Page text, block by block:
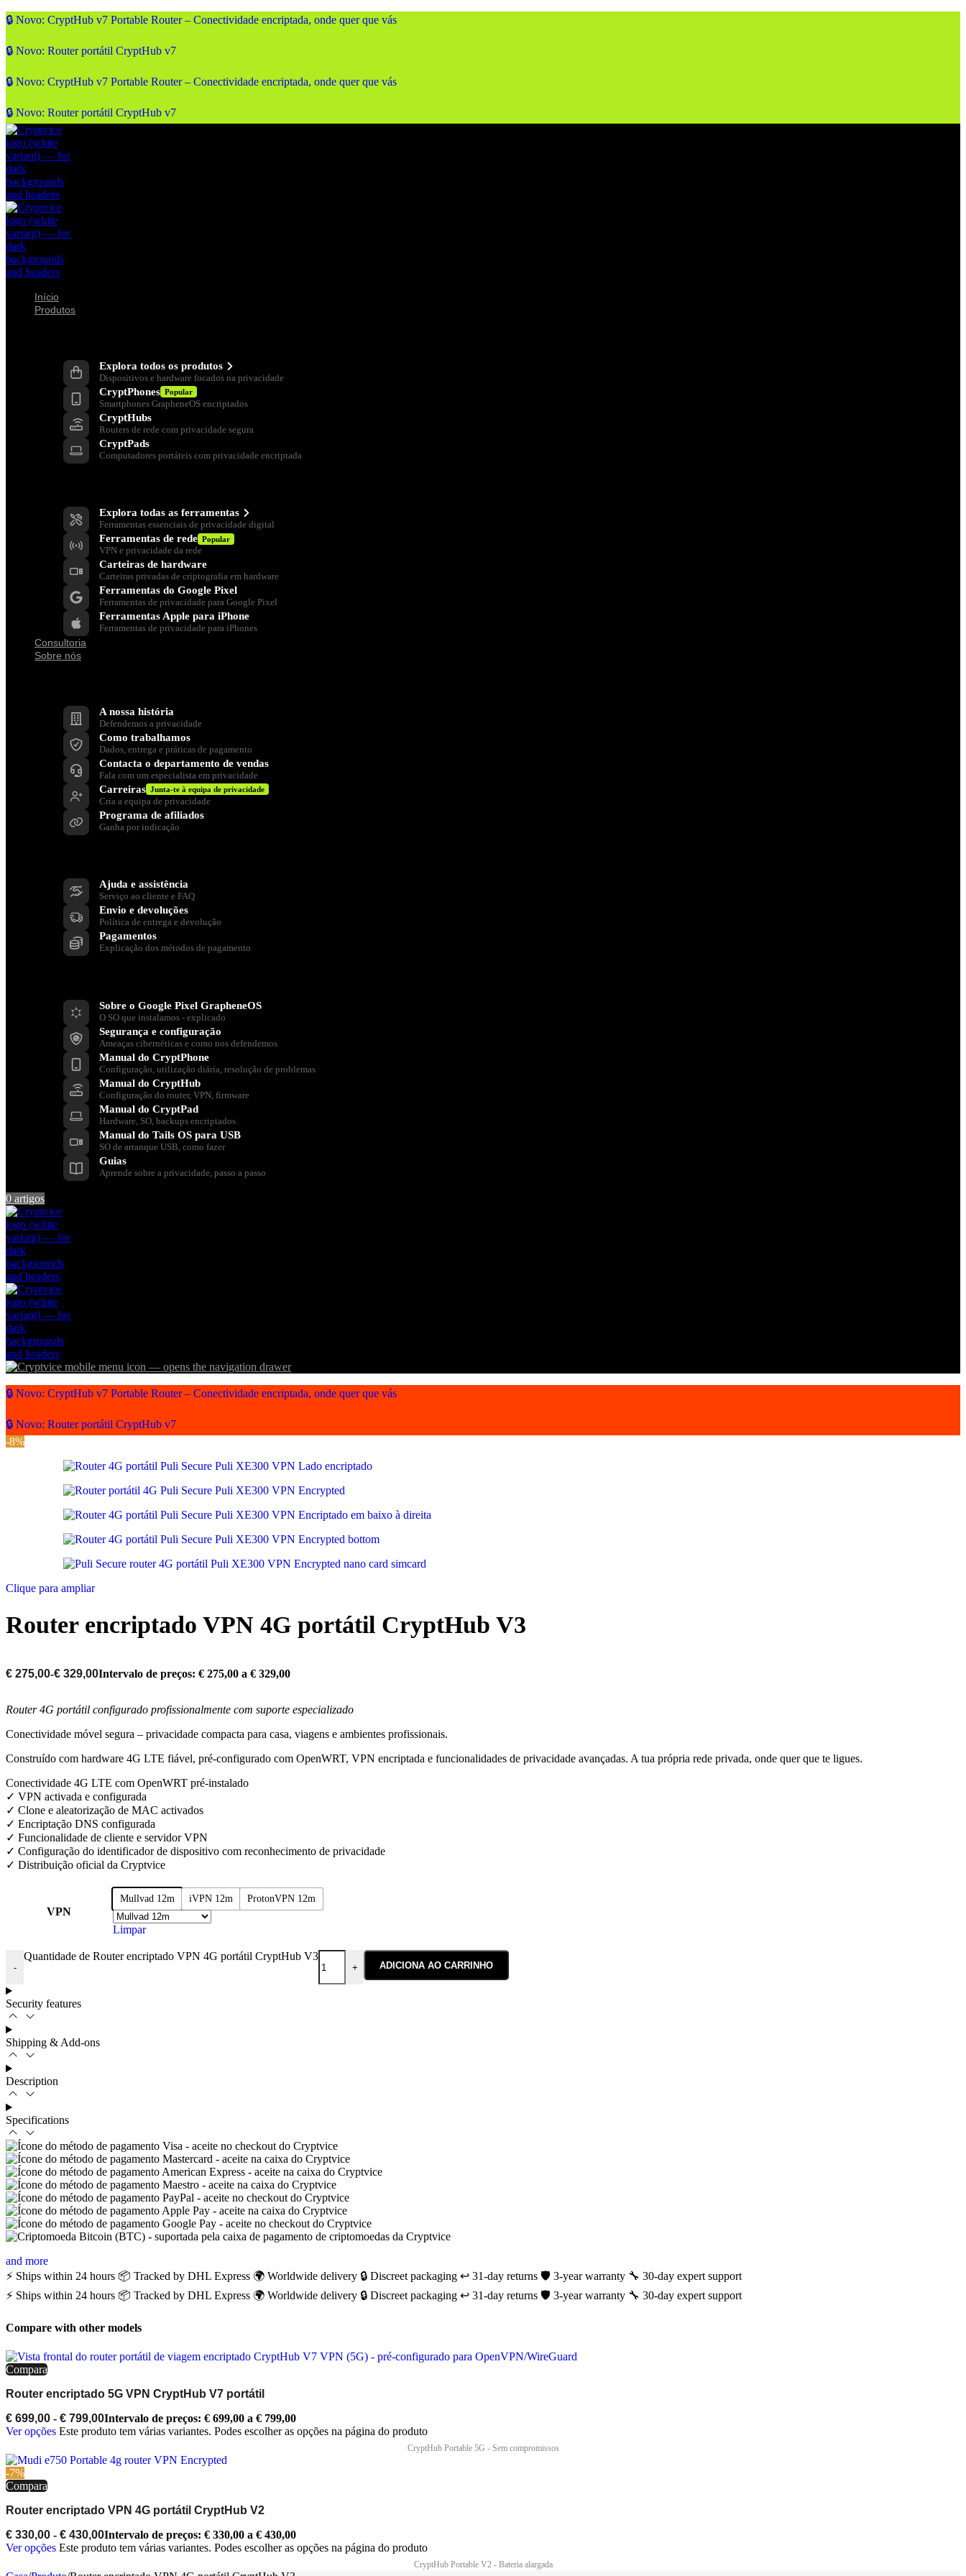
🔒 Novo: CryptHub v7 Portable Router – Conectividade encriptada, onde quer que vás
🔒 Novo: Router portátil CryptHub v7
🔒 Novo: CryptHub v7 Portable Router – Conectividade encriptada, onde quer que vás
🔒 Novo: Router portátil CryptHub v7
Início
Produtos
Explora todos os produtos
Dispositivos e hardware focados na privacidade
CryptPhones Popular
Smartphones GrapheneOS encriptados
CryptHubs
Routers de rede com privacidade segura
CryptPads
Computadores portáteis com privacidade encriptada
Explora todas as ferramentas
Ferramentas essenciais de privacidade digital
Ferramentas de rede Popular
VPN e privacidade da rede
Carteiras de hardware
Carteiras privadas de criptografia em hardware
Ferramentas do Google Pixel
Ferramentas de privacidade para Google Pixel
Ferramentas Apple para iPhone
Ferramentas de privacidade para iPhones
Consultoria
Sobre nós
A nossa história
Defendemos a privacidade
Como trabalhamos
Dados, entrega e práticas de pagamento
Contacta o departamento de vendas
Fala com um especialista em privacidade
Carreiras Junta-te à equipa de privacidade
Cria a equipa de privacidade
Programa de afiliados
Ganha por indicação
Ajuda e assistência
Serviço ao cliente e FAQ
Envio e devoluções
Política de entrega e devolução
Pagamentos
Explicação dos métodos de pagamento
Sobre o Google Pixel GrapheneOS
O SO que instalamos - explicado
Segurança e configuração
Ameaças cibernéticas e como nos defendemos
Manual do CryptPhone
Configuração, utilização diária, resolução de problemas
Manual do CryptHub
Configuração do router, VPN, firmware
Manual do CryptPad
Hardware, SO, backups encriptados
Manual do Tails OS para USB
SO de arranque USB, como fazer
Guias
Aprende sobre a privacidade, passo a passo
0 artigos
🔒 Novo: CryptHub v7 Portable Router – Conectividade encriptada, onde quer que vás
🔒 Novo: Router portátil CryptHub v7
-8%
Clique para ampliar
Router encriptado VPN 4G portátil CryptHub V3
€ 275,00-€ 329,00Intervalo de preços: € 275,00 a € 329,00
Router 4G portátil configurado profissionalmente com suporte especializado
Conectividade móvel segura – privacidade compacta para casa, viagens e ambientes profissionais.
Construído com hardware 4G LTE fiável, pré-configurado com OpenWRT, VPN encriptada e funcionalidades de privacidade avançadas. A tua própria rede privada, onde quer que te ligues.
Conectividade 4G LTE com OpenWRT pré-instalado
✓ VPN activada e configurada
✓ Clone e aleatorização de MAC activados
✓ Encriptação DNS configurada
✓ Funcionalidade de cliente e servidor VPN
✓ Configuração do identificador de dispositivo com reconhecimento de privacidade
✓ Distribuição oficial da Cryptvice
VPN
Mullvad 12m iVPN 12m ProtonVPN 12m
Limpar
-
Quantidade de Router encriptado VPN 4G portátil CryptHub V3
+ ADICIONA AO CARRINHO
Security features
Shipping & Add-ons
Description
Specifications
and more
⚡ Ships within 24 hours 📦 Tracked by DHL Express 🌍 Worldwide delivery 🔒 Discreet packaging ↩️ 31-day returns 🛡️ 3-year warranty 🔧 30-day expert support
⚡ Ships within 24 hours 📦 Tracked by DHL Express 🌍 Worldwide delivery 🔒 Discreet packaging ↩️ 31-day returns 🛡️ 3-year warranty 🔧 30-day expert support
Compare with other models
Compara
Router encriptado 5G VPN CryptHub V7 portátil
€ 699,00 - € 799,00Intervalo de preços: € 699,00 a € 799,00
Ver opções Este produto tem várias variantes. Podes escolher as opções na página do produto
-7%
Compara
Router encriptado VPN 4G portátil CryptHub V2
€ 330,00 - € 430,00Intervalo de preços: € 330,00 a € 430,00
Ver opções Este produto tem várias variantes. Podes escolher as opções na página do produto